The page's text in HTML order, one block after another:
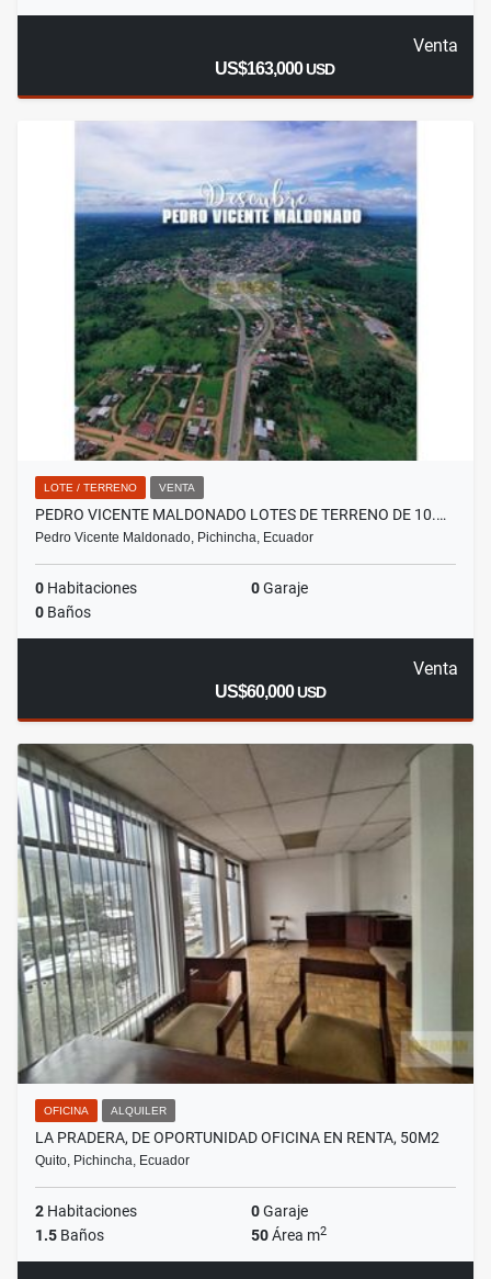
Venta
US$163,000USD
LOTE / TERRENO VENTA
PEDRO VICENTE MALDONADO LOTES DE TERRENO DE 10.…
Pedro Vicente Maldonado, Pichincha, Ecuador
0 Habitaciones 0Garaje
0 Baños
Venta
US$60,000USD
OFICINA ALQUILER
LA PRADERA, DE OPORTUNIDAD OFICINA EN RENTA, 50M2
Quito, Pichincha, Ecuador
2 Habitaciones 0Garaje
1.5 Baños 50Área m2